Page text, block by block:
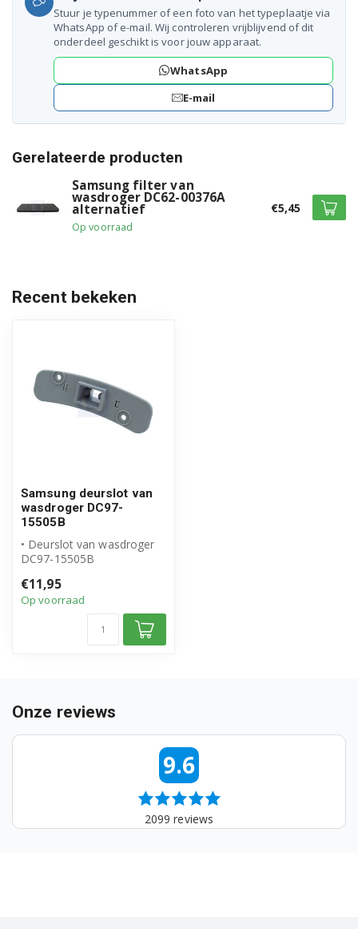
DV70M5020KW/EE
DV70M5020KW/EF
DV70M5020KW/EG
DV70M5020KW/WS
DV70M5020QW/EN
DV70M5020QW/LE
DV71M5020KW/EG
DV71M5220QW/EN
DV7FM5020KW/EG
DV80F5E4HGW/EN
DV80F5E4HGW/WS
DV80F5E5HGW/AH
DV80F5E5HGW/EC
DV80F5E5HGW/EE
DV80F5E5HGW/EU
Stuur je typenummer of een foto van het typeplaatje via
WhatsApp of e-mail. Wij controleren vrijblijvend of dit
onderdeel geschikt is voor jouw apparaat.
WhatsApp
E-mail
Gerelateerde producten
Samsung filter van
wasdroger DC62-00376A
alternatief
Op voorraad
€5,45
Recent bekeken
Samsung deurslot van
wasdroger DC97-
15505B
• Deurslot van wasdroger
DC97-15505B
product
€11,95
Op voorraad
Onze reviews
9.6
2099 reviews